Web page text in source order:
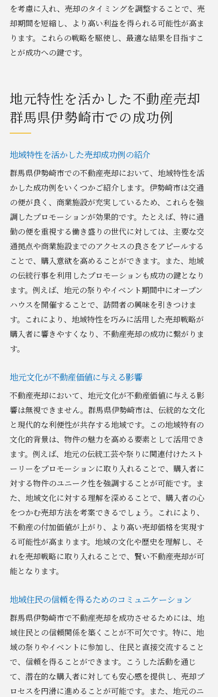
を考慮に入れ、売却のタイミングを調整することで、売
却期間を短縮し、より高い利益を得られる可能性が高ま
ります。これらの戦略を駆使し、最適な結果を目指すこ
とが成功への鍵です。
地元特性を活かした不動産売却
群馬県伊勢崎市での成功例
地域特性を活かした売却成功例の紹介
群馬県伊勢崎市での不動産売却において、地域特性を活
かした成功例をいくつかご紹介します。伊勢崎市は交通
の便が良く、商業施設が充実しているため、これらを強
調したプロモーションが効果的です。たとえば、特に通
勤の便を重視する働き盛りの世代に対しては、主要な交
通拠点や商業施設までのアクセスの良さをアピールする
ことで、購入意欲を高めることができます。また、地域
の伝統行事を利用したプロモーションも成功の鍵となり
ます。例えば、地元の祭りやイベント期間中にオープン
ハウスを開催することで、訪問者の興味を引きつけま
す。これにより、地域特性を巧みに活用した売却戦略が
購入者に響きやすくなり、不動産売却の成功に繋がりま
す。
地元文化が不動産価値に与える影響
不動産売却において、地元文化が不動産価値に与える影
響は無視できません。群馬県伊勢崎市は、伝統的な文化
と現代的な利便性が共存する地域です。この地域特有の
文化的背景は、物件の魅力を高める要素として活用でき
ます。例えば、地元の伝統工芸や祭りに関連付けたスト
ーリーをプロモーションに取り入れることで、購入者に
対する物件のユニーク性を強調することが可能です。ま
た、地域文化に対する理解を深めることで、購入者の心
をつかむ売却方法を考案できるでしょう。これにより、
不動産の付加価値が上がり、より高い売却価格を実現す
る可能性が高まります。地域の文化や歴史を理解し、そ
れを売却戦略に取り入れることで、賢い不動産売却が可
能となります。
地域住民の信頼を得るためのコミュニケーション
群馬県伊勢崎市で不動産売却を成功させるためには、地
域住民との信頼関係を築くことが不可欠です。特に、地
域の祭りやイベントに参加し、住民と直接交流すること
で、信頼を得ることができます。こうした活動を通じ
て、潜在的な購入者に対しても安心感を提供し、売却プ
ロセスを円滑に進めることが可能です。また、地元のニ